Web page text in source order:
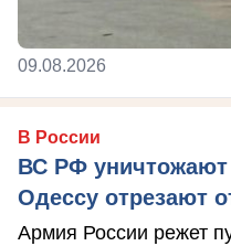
09.08.2026
В России
ВС РФ уничтожают
Одессу отрезают
Армия России режет